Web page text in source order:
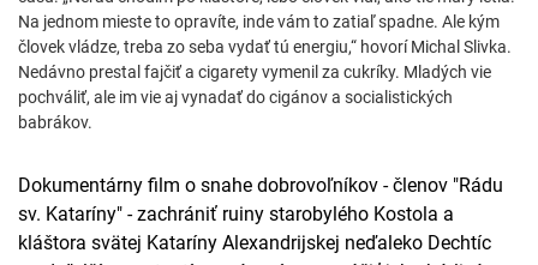
Na jednom mieste to opravíte, inde vám to zatiaľ spadne. Ale kým
človek vládze, treba zo seba vydať tú energiu,“ hovorí Michal Slivka.
Nedávno prestal fajčiť a cigarety vymenil za cukríky. Mladých vie
pochváliť, ale im vie aj vynadať do cigánov a socialistických
babrákov.
Dokumentárny film o snahe dobrovoľníkov - členov "Rádu
sv. Kataríny" - zachrániť ruiny starobylého Kostola a
kláštora svätej Kataríny Alexandrijskej neďaleko Dechtíc